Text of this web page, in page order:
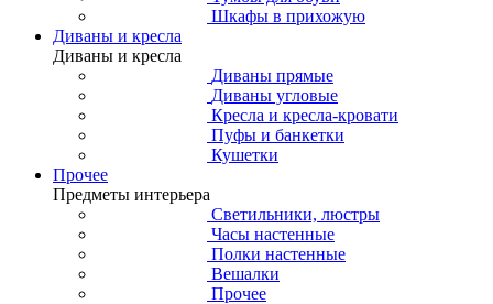
Шкафы в прихожую
Диваны и кресла
Диваны и кресла
Диваны прямые
Диваны угловые
Кресла и кресла-кровати
Пуфы и банкетки
Кушетки
Прочее
Предметы интерьера
Светильники, люстры
Часы настенные
Полки настенные
Вешалки
Прочее